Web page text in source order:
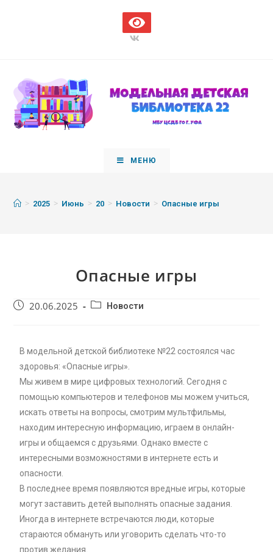
МЕНЮ
> 2025 > Июнь > 20 > Новости > Опасные игры
Опасные игры
20.06.2025 Новости
В модельной детской библиотеке №22 состоялся час
здоровья: «Опасные игры».
Мы живем в мире цифровых технологий. Сегодня с
помощью компьютеров и телефонов мы можем учиться,
искать ответы на вопросы, смотрим мультфильмы,
находим интересную информацию, играем в онлайн-
игры и общаемся с друзьями. Однако вместе с
интересными возможностями в интернете есть и
опасности.
В последнее время появляются вредные игры, которые
могут заставить детей выполнять опасные задания.
Иногда в интернете встречаются люди, которые
стараются обмануть или уговорить сделать что-то
против желания.